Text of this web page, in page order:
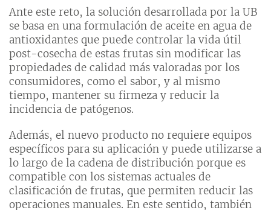
Ante este reto, la solución desarrollada por la UB
se basa en una formulación de aceite en agua de
antioxidantes que puede controlar la vida útil
post-cosecha de estas frutas sin modificar las
propiedades de calidad más valoradas por los
consumidores, como el sabor, y al mismo
tiempo, mantener su firmeza y reducir la
incidencia de patógenos.
Además, el nuevo producto no requiere equipos
específicos para su aplicación y puede utilizarse a
lo largo de la cadena de distribución porque es
compatible con los sistemas actuales de
clasificación de frutas, que permiten reducir las
operaciones manuales. En este sentido, también